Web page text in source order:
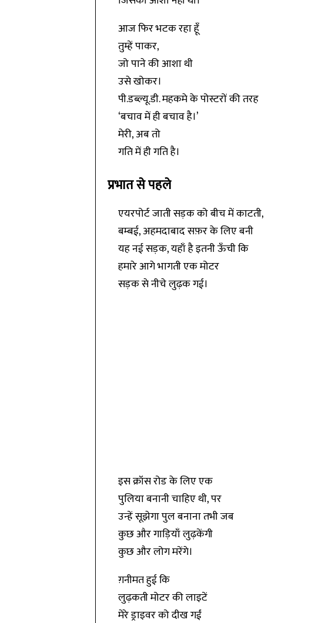
आज फिर भटक रहा हूँ
तुम्हें पाकर,
जो पाने की आशा थी
उसे खोकर।
पी.डब्ल्यू.डी. महकमे के पोस्टरों की तरह
‘बचाव में ही बचाव है।’
मेरी, अब तो
गति में ही गति है।
प्रभात से पहले
एयरपोर्ट जाती सड़क को बीच में काटती,
बम्बई, अहमदाबाद सफ़र के लिए बनी
यह नई सड़क, यहाँ है इतनी ऊँची कि
हमारे आगे भागती एक मोटर
सड़क से नीचे लुढ़क गई।
इस क्रॉस रोड के लिए एक
पुलिया बनानी चाहिए थी, पर
उन्हें सूझेगा पुल बनाना तभी जब
कुछ और गाड़ियाँ लुढ़केंगी
कुछ और लोग मरेंगे।
ग़नीमत हुई कि
लुढ़कती मोटर की लाइटें
मेरे ड्राइवर को दीख गईं